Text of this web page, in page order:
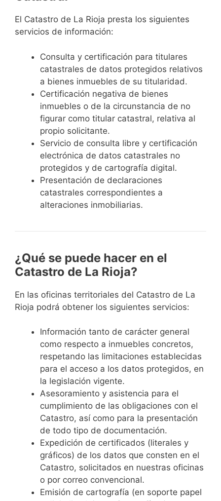
El Catastro de La Rioja presta los siguientes
servicios de información:
Consulta y certificación para titulares
catastrales de datos protegidos relativos
a bienes inmuebles de su titularidad.
Certificación negativa de bienes
inmuebles o de la circunstancia de no
figurar como titular catastral, relativa al
propio solicitante.
Servicio de consulta libre y certificación
electrónica de datos catastrales no
protegidos y de cartografía digital.
Presentación de declaraciones
catastrales correspondientes a
alteraciones inmobiliarias.
¿Qué se puede hacer en el
Catastro de La Rioja?
En las oficinas territoriales del Catastro de La
Rioja podrá obtener los siguientes servicios:
Información tanto de carácter general
como respecto a inmuebles concretos,
respetando las limitaciones establecidas
para el acceso a los datos protegidos, en
la legislación vigente.
Asesoramiento y asistencia para el
cumplimiento de las obligaciones con el
Catastro, así como para la presentación
de todo tipo de documentación.
Expedición de certificados (literales y
gráficos) de los datos que consten en el
Catastro, solicitados en nuestras oficinas
o por correo convencional.
Emisión de cartografía (en soporte papel